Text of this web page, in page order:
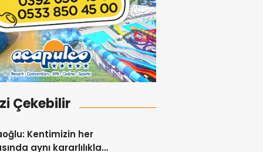
Çekebilir
Kentimizin her
aynı kararlılıkla